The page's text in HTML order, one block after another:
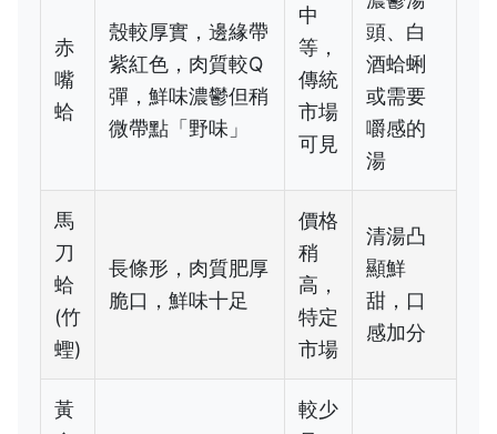
赤
嘴
蛤
殼較厚實，邊緣帶
紫紅色，肉質較Q
彈，鮮味濃鬱但稍
微帶點「野味」
中
等，
傳統
市場
可見
頭、白
酒蛤蜊
或需要
嚼感的
湯
馬
刀
蛤
(竹
蟶)
長條形，肉質肥厚
脆口，鮮味十足
價格
稍
高，
特定
市場
清湯凸
顯鮮
甜，口
感加分
黃
較少